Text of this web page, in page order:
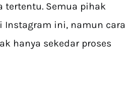
tertentu. Semua pihak
ini, namun cara
hanya sekedar proses